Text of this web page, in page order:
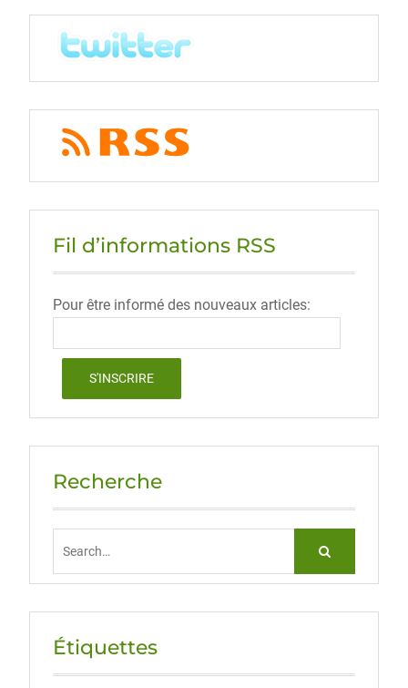
Fil d’informations RSS
Pour être informé des nouveaux articles:
Recherche
Étiquettes